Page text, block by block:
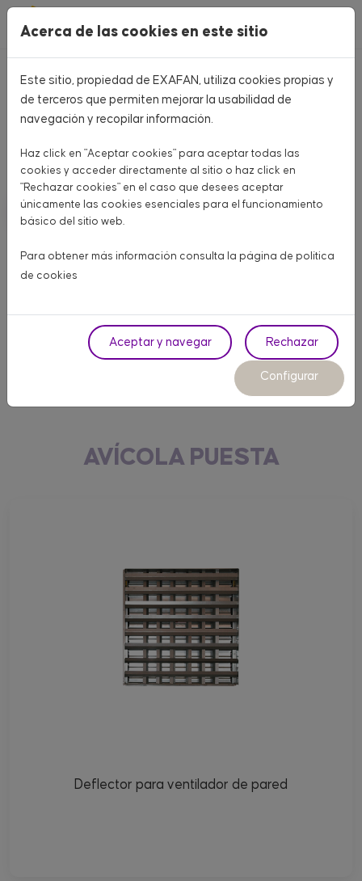
Pasar al contenido principal
Home CATÁLOGO PRODUCTOS
CATÁLOGO PRODUCTOS
Aquí encontrarás todo lo que necesitas para tu granja
AVÍCOLA PUESTA
OTROS ANIMALES
AVÍCOLA PUESTA
Deflector para ventilador de pared
Acerca de las cookies en este sitio
Este sitio, propiedad de EXAFAN, utiliza cookies propias y
de terceros que permiten mejorar la usabilidad de
navegación y recopilar información.
Haz click en "Aceptar cookies" para aceptar todas las
cookies y acceder directamente al sitio o haz click en
"Rechazar cookies" en el caso que desees aceptar
únicamente las cookies esenciales para el funcionamiento
básico del sitio web.
Para obtener más información consulta la página de política
de cookies
Aceptar y navegar Rechazar
Configurar